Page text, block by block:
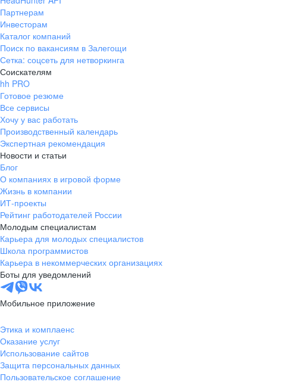
Партнерам
Инвесторам
Каталог компаний
Поиск по вакансиям в Залегощи
Сетка: соцсеть для нетворкинга
Соискателям
hh PRO
Готовое резюме
Все сервисы
Хочу у вас работать
Производственный календарь
Экспертная рекомендация
Новости и статьи
Блог
О компаниях в игровой форме
Жизнь в компании
ИТ-проекты
Рейтинг работодателей России
Молодым специалистам
Карьера для молодых специалистов
Школа программистов
Карьера в некоммерческих организациях
Боты для уведомлений
Мобильное приложение
Этика и комплаенс
Оказание услуг
Использование сайтов
Защита персональных данных
Пользовательское соглашение